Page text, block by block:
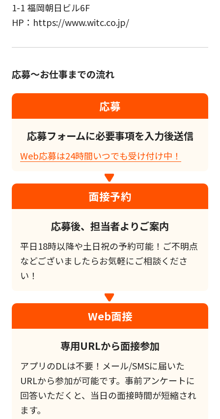
1-1 福岡朝日ビル6F
HP：https://www.witc.co.jp/
応募～お仕事までの流れ
応募
応募フォームに必要事項を入力後送信
Web応募は24時間いつでも受け付け中！
面接予約
応募後、担当者よりご案内
平日18時以降や土日祝の予約可能！ご不明点
などございましたらお気軽にご相談くださ
い！
Web面接
専用URLから面接参加
アプリのDLは不要！メール/SMSに届いた
URLから参加が可能です。事前アンケートに
回答いただくと、当日の面接時間が短縮され
ます。